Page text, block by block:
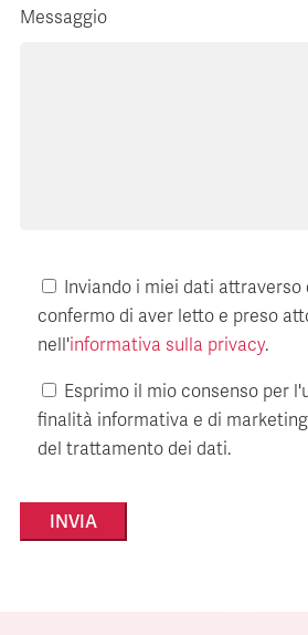
Messaggio
Inviando i miei dati attraverso
confermo di aver letto e preso
nell'informativa sulla privacy.
Esprimo il mio consenso per
finalità informativa e di
del trattamento dei dati.